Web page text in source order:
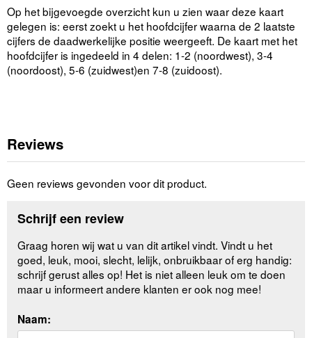
Op het bijgevoegde overzicht kun u zien waar deze kaart
gelegen is: eerst zoekt u het hoofdcijfer waarna de 2 laatste
cijfers de daadwerkelijke positie weergeeft. De kaart met het
hoofdcijfer is ingedeeld in 4 delen: 1-2 (noordwest), 3-4
(noordoost), 5-6 (zuidwest)en 7-8 (zuidoost).
Reviews
Geen reviews gevonden voor dit product.
Schrijf een review
Graag horen wij wat u van dit artikel vindt. Vindt u het
goed, leuk, mooi, slecht, lelijk, onbruikbaar of erg handig:
schrijf gerust alles op! Het is niet alleen leuk om te doen
maar u informeert andere klanten er ook nog mee!
Naam: